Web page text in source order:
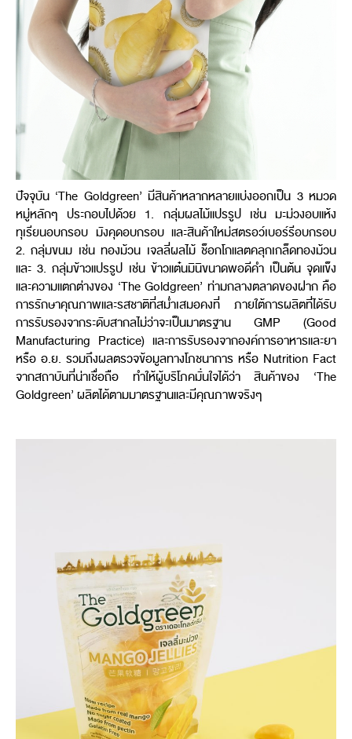
ปัจจุบัน ‘The Goldgreen’ มีสินค้าหลากหลายแบ่งออกเป็น 3 หมวด
หมู่หลักๆ ประกอบไปด้วย 1. กลุ่มผลไม้แปรรูป เช่น มะม่วงอบแห้ง
ทุเรียนอบกรอบ มังคุดอบกรอบ และสินค้าใหม่สตรอว์เบอร์รีอบกรอบ
2. กลุ่มขนม เช่น ทองม้วน เจลลี่ผลไม้ ช็อกโกแลตคลุกเกล็ดทองม้วน
และ 3. กลุ่มข้าวแปรรูป เช่น ข้าวแต๋นมินิขนาดพอดีคำ เป็นต้น จุดแข็ง
และความแตกต่างของ ‘The Goldgreen’ ท่ามกลางตลาดของฝาก คือ
การรักษาคุณภาพและรสชาติที่สม่ำเสมอคงที่ ภายใต้การผลิตที่ได้รับ
การรับรองจากระดับสากลไม่ว่าจะเป็นมาตรฐาน GMP (Good
Manufacturing Practice) และการรับรองจากองค์การอาหารและยา
หรือ อ.ย. รวมถึงผลตรวจข้อมูลทางโภชนาการ หรือ Nutrition Fact
จากสถาบันที่น่าเชื่อถือ ทำให้ผู้บริโภคมั่นใจได้ว่า สินค้าของ ‘The
Goldgreen’ ผลิตได้ตามมาตรฐานและมีคุณภาพจริงๆ